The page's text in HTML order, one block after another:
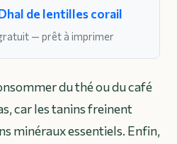
de lentilles corail
— prêt à imprimer
du thé ou du café
car les tanins freinent
minéraux essentiels. Enfin,